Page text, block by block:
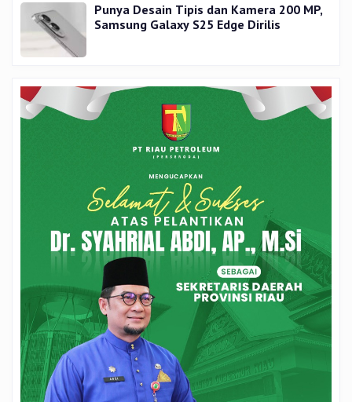
Punya Desain Tipis dan Kamera 200 MP,
Samsung Galaxy S25 Edge Dirilis